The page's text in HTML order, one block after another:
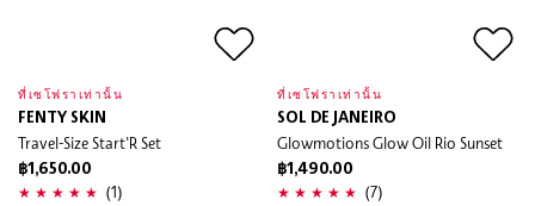
ที่เซโฟราเท่านั้น
FENTY SKIN
Travel-Size Start'R Set
฿1,650.00
(1)
ที่เซโฟราเท่านั้น
SOL DE JANEIRO
Glowmotions Glow Oil Rio Sunset
฿1,490.00
(7)